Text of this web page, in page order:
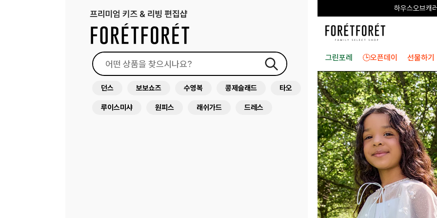
하우스오브
그린포레 🕒오픈데이 선물하기
던스 보보쇼즈 수영복 콩제슬래드 타오
루이스미샤 원피스 래쉬가드 드레스